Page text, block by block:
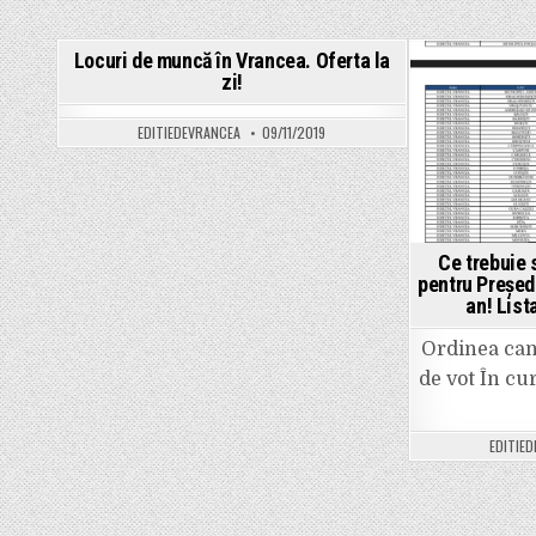
34,10
%
Posted
in
Locuri de muncă în Vrancea. Oferta la
zi!
EDITIEDEVRANCEA 09/11/2019
in
Ce trebuie
pentru
an!
Ordinea
de vot În